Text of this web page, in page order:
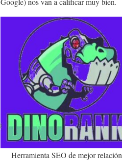
Herramienta SEO de mejor relación